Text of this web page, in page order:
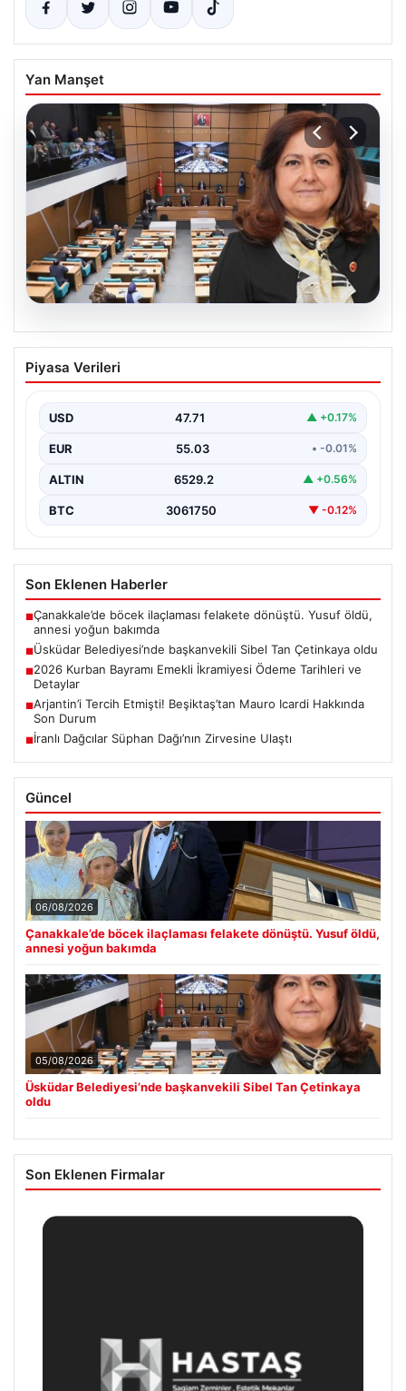
Yan Manşet
Üsküdar Belediyesi’nde başkanvekili
Sibel Tan Çetinkaya oldu
Piyasa Verileri
USD 47.71 ▲ +0.17%
EUR 55.03 • -0.01%
ALTIN 6529.2 ▲ +0.56%
BTC 3061750 ▼ -0.12%
Son Eklenen Haberler
■Çanakkale’de böcek ilaçlaması felakete dönüştü. Yusuf öldü,
annesi yoğun bakımda
■Üsküdar Belediyesi’nde başkanvekili Sibel Tan Çetinkaya oldu
■2026 Kurban Bayramı Emekli İkramiyesi Ödeme Tarihleri ve
Detaylar
■Arjantin’i Tercih Etmişti! Beşiktaş’tan Mauro Icardi Hakkında
Son Durum
■İranlı Dağcılar Süphan Dağı’nın Zirvesine Ulaştı
Güncel
06/08/2026
Çanakkale’de böcek ilaçlaması felakete dönüştü. Yusuf öldü,
annesi yoğun bakımda
05/08/2026
Üsküdar Belediyesi’nde başkanvekili Sibel Tan Çetinkaya
oldu
Son Eklenen Firmalar